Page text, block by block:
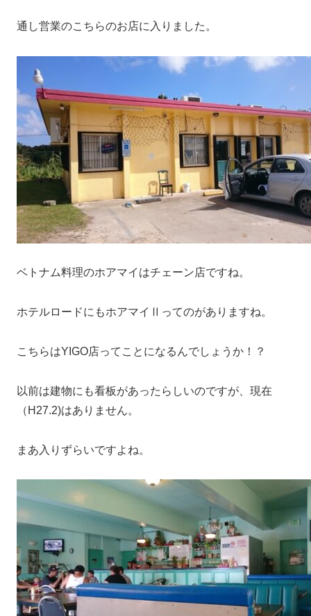
通し営業のこちらのお店に入りました。
ベトナム料理のホアマイはチェーン店ですね。
ホテルロードにもホアマイⅡってのがありますね。
こちらはYIGO店ってことになるんでしょうか！？
以前は建物にも看板があったらしいのですが、現在
（H27.2)はありません。
まあ入りずらいですよね。